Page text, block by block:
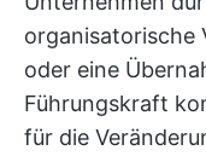
organisatorische
oder eine
Führungskraft
für die